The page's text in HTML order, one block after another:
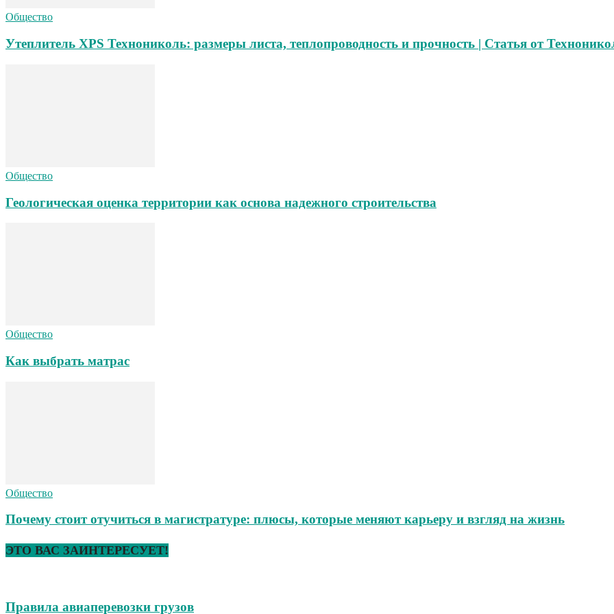
Общество
Утеплитель XPS Технониколь: размеры листа, теплопроводность и прочность | Статья от
Общество
Геологическая оценка территории как основа надежного строительства
Общество
Как выбрать матрас
Общество
Почему стоит отучиться в магистратуре: плюсы, которые меняют карьеру и взгляд на жизнь
ЭТО ВАС ЗАИНТЕРЕСУЕТ!
Правила авиаперевозки грузов